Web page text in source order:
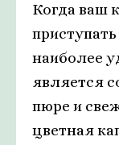
Когда ваш
наиболее
является
пюре и
цветная